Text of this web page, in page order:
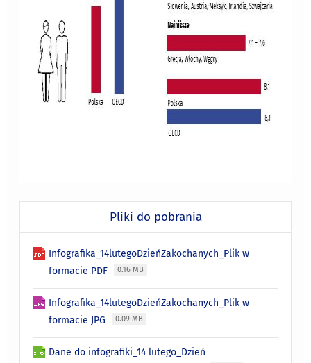
Pliki do pobrania
Infografika_14lutegoDzieńZakochanych_Plik w
formacie PDF
0.16 MB
Infografika_14lutegoDzieńZakochanych_Plik w
formacie JPG
0.09 MB
Dane do infografiki_14 lutego_Dzień